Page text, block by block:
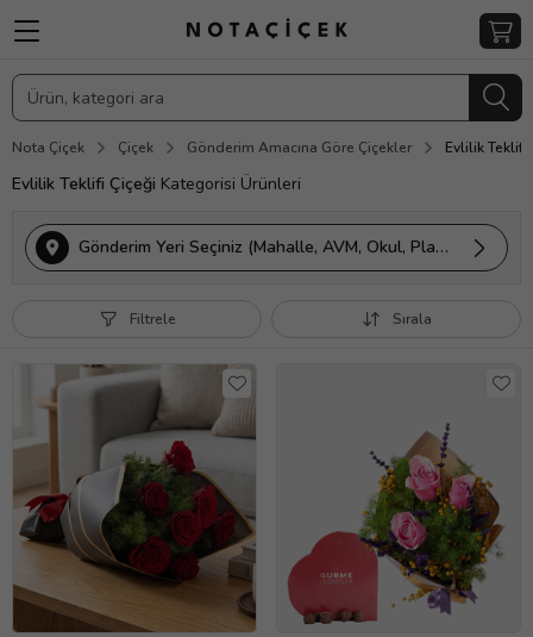
Nota Çiçek Çiçek Gönderim Amacına Göre Çiçekler Evlilik Teklifi
Evlilik Teklifi Çiçeği Kategorisi Ürünleri
Gönderim Yeri Seçiniz (Mahalle, AVM, Okul, Plaza vs.)
Filtrele Sırala